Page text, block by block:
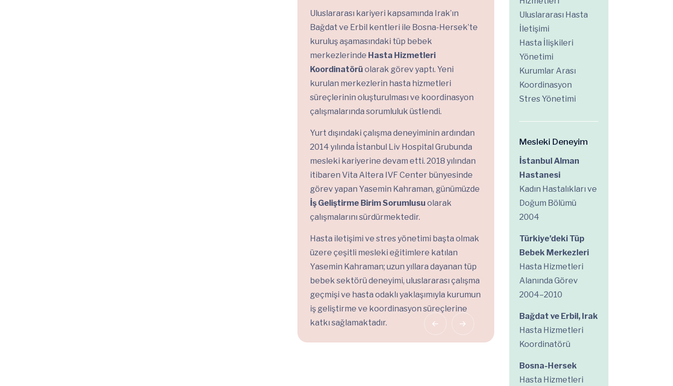
Uluslararası kariyeri kapsamında Irak’ın
Bağdat ve Erbil kentleri ile Bosna-Hersek’te
kuruluş aşamasındaki tüp bebek
merkezlerinde Hasta Hizmetleri
Koordinatörü olarak görev yaptı. Yeni
kurulan merkezlerin hasta hizmetleri
süreçlerinin oluşturulması ve koordinasyon
çalışmalarında sorumluluk üstlendi.
Yurt dışındaki çalışma deneyiminin ardından
2014 yılında İstanbul Liv Hospital Grubunda
mesleki kariyerine devam etti. 2018 yılından
itibaren Vita Altera IVF Center bünyesinde
görev yapan Yasemin Kahraman, günümüzde
İş Geliştirme Birim Sorumlusu olarak
çalışmalarını sürdürmektedir.
Hasta iletişimi ve stres yönetimi başta olmak
üzere çeşitli mesleki eğitimlere katılan
Yasemin Kahraman; uzun yıllara dayanan tüp
bebek sektörü deneyimi, uluslararası çalışma
geçmişi ve hasta odaklı yaklaşımıyla kurumun
iş geliştirme ve koordinasyon süreçlerine
katkı sağlamaktadır.
Uluslararası Hasta
İletişimi
Hasta İlişkileri
Yönetimi
Kurumlar Arası
Koordinasyon
Stres Yönetimi
Mesleki Deneyim
İstanbul Alman
Hastanesi
Kadın Hastalıkları ve
Doğum Bölümü
2004
Türkiye’deki Tüp
Bebek Merkezleri
Hasta Hizmetleri
Alanında Görev
2004–2010
Bağdat ve Erbil, Irak
Hasta Hizmetleri
Koordinatörü
Bosna-Hersek
Hasta Hizmetleri